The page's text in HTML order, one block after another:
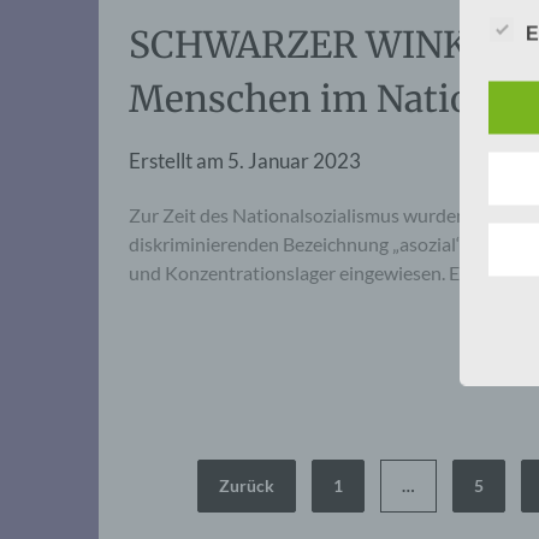
SCHWARZER
Menschen im
Erstellt am 5. Januar 2023
Zur Zeit des Nationalsozialismus wurden
diskriminierenden Bezeichnung „asozial“
und Konzentrationslager eingewiesen. Erst 2020
Seitennummerierung
Zurück 1 … 5